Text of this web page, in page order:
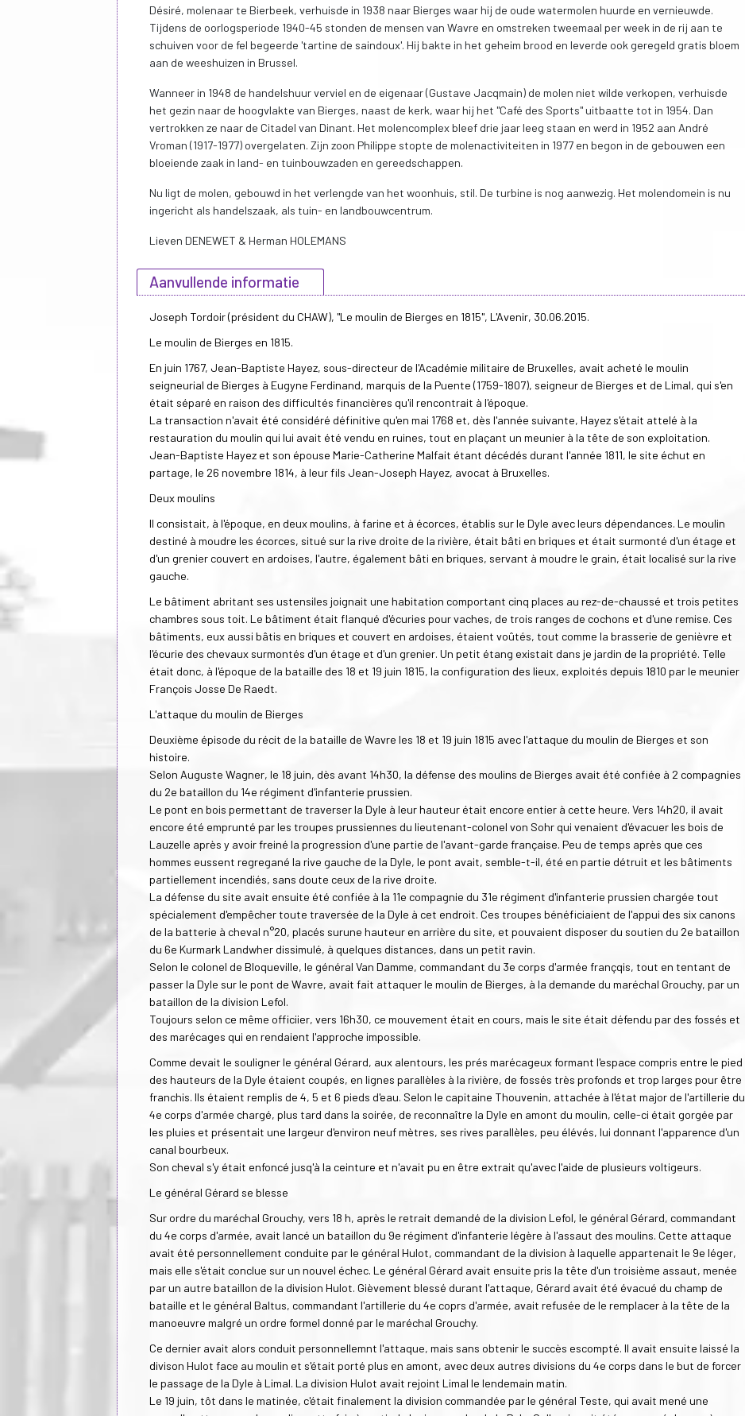
Désiré, molenaar te Bierbeek, verhuisde in 1938 naar Bierges waar hij de oude watermolen huurde en vernieuwde.
Tijdens de oorlogsperiode 1940-45 stonden de mensen van Wavre en omstreken tweemaal per week in de rij aan te
schuiven voor de fel begeerde 'tartine de saindoux'. Hij bakte in het geheim brood en leverde ook geregeld gratis bloem
aan de weeshuizen in Brussel.
Wanneer in 1948 de handelshuur verviel en de eigenaar (Gustave Jacqmain) de molen niet wilde verkopen, verhuisde
het gezin naar de hoogvlakte van Bierges, naast de kerk, waar hij het "Café des Sports" uitbaatte tot in 1954. Dan
vertrokken ze naar de Citadel van Dinant. Het molencomplex bleef drie jaar leeg staan en werd in 1952 aan André
Vroman (1917-1977) overgelaten. Zijn zoon Philippe stopte de molenactiviteiten in 1977 en begon in de gebouwen een
bloeiende zaak in land- en tuinbouwzaden en gereedschappen.
Nu ligt de molen, gebouwd in het verlengde van het woonhuis, stil. De turbine is nog aanwezig. Het molendomein is nu
ingericht als handelszaak, als tuin- en landbouwcentrum.
Lieven DENEWET & Herman HOLEMANS
Aanvullende informatie
Joseph Tordoir (président du CHAW), "Le moulin de Bierges en 1815", L'Avenir, 30.06.2015.
Le moulin de Bierges en 1815.
En juin 1767, Jean-Baptiste Hayez, sous-directeur de l'Académie militaire de Bruxelles, avait acheté le moulin
seigneurial de Bierges à Eugyne Ferdinand, marquis de la Puente (1759-1807), seigneur de Bierges et de Limal, qui s'en
était séparé en raison des difficultés financières qu'il rencontrait à l'époque.
La transaction n'avait été considéré définitive qu'en mai 1768 et, dès l'année suivante, Hayez s'était attelé à la
restauration du moulin qui lui avait été vendu en ruines, tout en plaçant un meunier à la tête de son exploitation.
Jean-Baptiste Hayez et son épouse Marie-Catherine Malfait étant décédés durant l'année 1811, le site échut en
partage, le 26 novembre 1814, à leur fils Jean-Joseph Hayez, avocat à Bruxelles.
Deux moulins
Il consistait, à l'époque, en deux moulins, à farine et à écorces, établis sur le Dyle avec leurs dépendances. Le moulin
destiné à moudre les écorces, situé sur la rive droite de la rivière, était bâti en briques et était surmonté d'un étage et
d'un grenier couvert en ardoises, l'autre, également bâti en briques, servant à moudre le grain, était localisé sur la rive
gauche.
Le bâtiment abritant ses ustensiles joignait une habitation comportant cinq places au rez-de-chaussé et trois petites
chambres sous toit. Le bâtiment était flanqué d'écuries pour vaches, de trois ranges de cochons et d'une remise. Ces
bâtiments, eux aussi bâtis en briques et couvert en ardoises, étaient voûtés, tout comme la brasserie de genièvre et
l'écurie des chevaux surmontés d'un étage et d'un grenier. Un petit étang existait dans je jardin de la propriété. Telle
était donc, à l'époque de la bataille des 18 et 19 juin 1815, la configuration des lieux, exploités depuis 1810 par le meunier
François Josse De Raedt.
L'attaque du moulin de Bierges
Deuxième épisode du récit de la bataille de Wavre les 18 et 19 juin 1815 avec l'attaque du moulin de Bierges et son
histoire.
Selon Auguste Wagner, le 18 juin, dès avant 14h30, la défense des moulins de Bierges avait été confiée à 2 compagnies
du 2e bataillon du 14e régiment d'infanterie prussien.
Le pont en bois permettant de traverser la Dyle à leur hauteur était encore entier à cette heure. Vers 14h20, il avait
encore été emprunté par les troupes prussiennes du lieutenant-colonel von Sohr qui venaient d'évacuer les bois de
Lauzelle après y avoir freiné la progression d'une partie de l'avant-garde française. Peu de temps après que ces
hommes eussent regregané la rive gauche de la Dyle, le pont avait, semble-t-il, été en partie détruit et les bâtiments
partiellement incendiés, sans doute ceux de la rive droite.
La défense du site avait ensuite été confiée à la 11e compagnie du 31e régiment d'infanterie prussien chargée tout
spécialement d'empêcher toute traversée de la Dyle à cet endroit. Ces troupes bénéficiaient de l'appui des six canons
de la batterie à cheval n°20, placés surune hauteur en arrière du site, et pouvaient disposer du soutien du 2e bataillon
du 6e Kurmark Landwher dissimulé, à quelques distances, dans un petit ravin.
Selon le colonel de Bloqueville, le général Van Damme, commandant du 3e corps d'armée françqis, tout en tentant de
passer la Dyle sur le pont de Wavre, avait fait attaquer le moulin de Bierges, à la demande du maréchal Grouchy, par un
bataillon de la division Lefol.
Toujours selon ce même officiier, vers 16h30, ce mouvement était en cours, mais le site était défendu par des fossés et
des marécages qui en rendaient l'approche impossible.
Comme devait le souligner le général Gérard, aux alentours, les prés marécageux formant l'espace compris entre le pied
des hauteurs de la Dyle étaient coupés, en lignes parallèles à la rivière, de fossés très profonds et trop larges pour être
franchis. Ils étaient remplis de 4, 5 et 6 pieds d'eau. Selon le capitaine Thouvenin, attachée à l'état major de l'artillerie du
4e corps d'armée chargé, plus tard dans la soirée, de reconnaître la Dyle en amont du moulin, celle-ci était gorgée par
les pluies et présentait une largeur d'environ neuf mètres, ses rives parallèles, peu élévés, lui donnant l'apparence d'un
canal bourbeux.
Son cheval s'y était enfoncé jusq'à la ceinture et n'avait pu en être extrait qu'avec l'aide de plusieurs voltigeurs.
Le général Gérard se blesse
Sur ordre du maréchal Grouchy, vers 18 h, après le retrait demandé de la division Lefol, le général Gérard, commandant
du 4e corps d'armée, avait lancé un bataillon du 9e régiment d'infanterie légère à l'assaut des moulins. Cette attaque
avait été personnellement conduite par le général Hulot, commandant de la division à laquelle appartenait le 9e léger,
mais elle s'était conclue sur un nouvel échec. Le général Gérard avait ensuite pris la tête d'un troisième assaut, menée
par un autre bataillon de la division Hulot. Gièvement blessé durant l'attaque, Gérard avait été évacué du champ de
bataille et le général Baltus, commandant l'artillerie du 4e coprs d'armée, avait refusée de le remplacer à la tête de la
manoeuvre malgré un ordre formel donné par le maréchal Grouchy.
Ce dernier avait alors conduit personnellemnt l'attaque, mais sans obtenir le succès escompté. Il avait ensuite laissé la
divison Hulot face au moulin et s'était porté plus en amont, avec deux autres divisions du 4e corps dans le but de forcer
le passage de la Dyle à Limal. La division Hulot avait rejoint Limal le lendemain matin.
Le 19 juin, tôt dans le matinée, c'était finalement la division commandée par le général Teste, qui avait mené une